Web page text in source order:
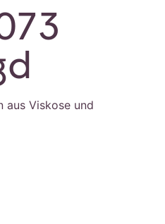
aus Viskose und